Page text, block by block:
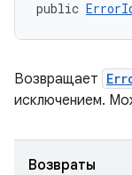
public
Возвращает
исключением.
Возвраты